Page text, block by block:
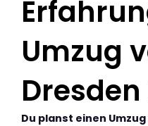
Umzug
Du planst einen